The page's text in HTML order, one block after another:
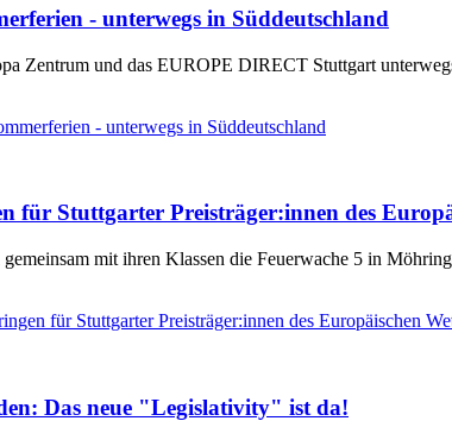
- unterwegs in Süddeutschland
Zentrum und das EUROPE DIRECT Stuttgart
- unterwegs in Süddeutschland
für Stuttgarter Preisträger:innen des
mit ihren Klassen die Feuerwache 5 in
für Stuttgarter Preisträger:innen des Europäischen
Das neue "Legislativity" ist da!